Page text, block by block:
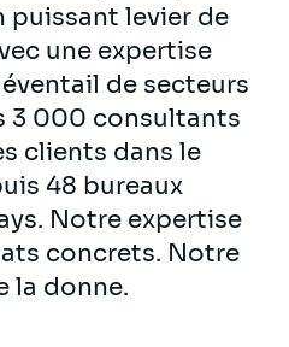
puissant levier de
une expertise
de secteurs
3 000 consultants
clients dans le
48 bureaux
Notre expertise
concrets. Notre
la donne.